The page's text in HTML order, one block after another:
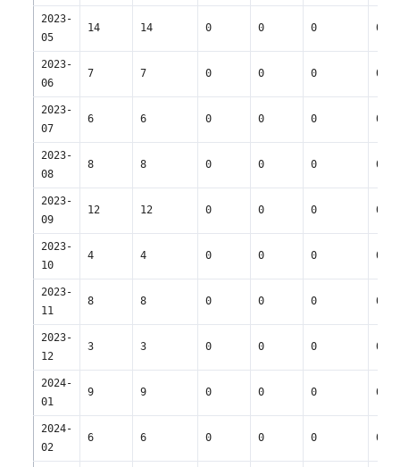
2023-
05
14 14 0 0 0 0
2023-
06
7 7 0 0 0 0
2023-
07
6 6 0 0 0 0
2023-
08
8 8 0 0 0 0
2023-
09
12 12 0 0 0 0
2023-
10
4 4 0 0 0 0
2023-
11
8 8 0 0 0 0
2023-
12
3 3 0 0 0 0
2024-
01
9 9 0 0 0 0
2024-
02
6 6 0 0 0 0